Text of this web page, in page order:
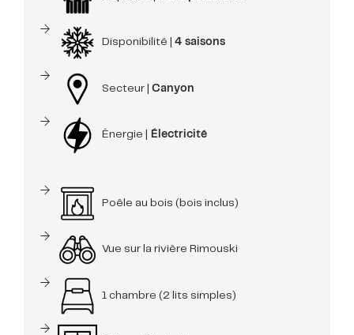
Disponibilité | 4 saisons
Secteur | Canyon
Énergie | Électricité
Poêle au bois (bois inclus)
Vue sur la rivière Rimouski
1 chambre (2 lits simples)